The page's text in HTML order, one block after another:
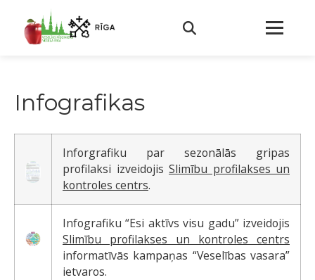
Infografikas
Inforgrafiku par sezonālās gripas
profilaksi izveidojis Slimību profilakses un
kontroles centrs.
Infografiku “Esi aktīvs visu gadu” izveidojis
Slimību profilakses un kontroles centrs
informatīvās kampaņas “Veselības vasara”
ietvaros.